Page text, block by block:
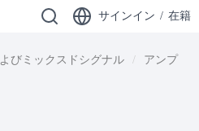
サインイン / 在籍
びミックスドシグナル アンプ